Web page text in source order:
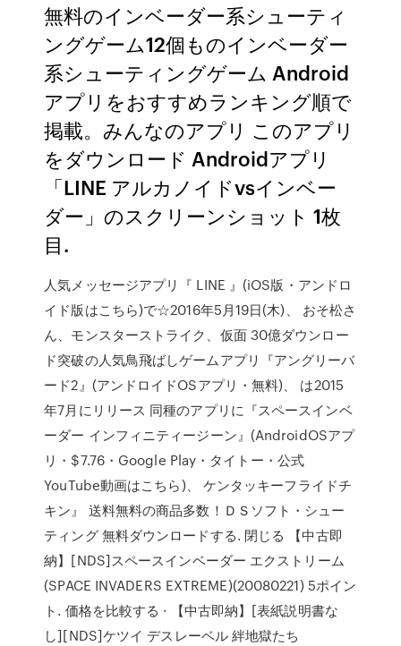
無料のインベーダー系シューティ
ングゲーム12個ものインベーダー
系シューティングゲーム Android
アプリをおすすめランキング順で
掲載。みんなのアプリ このアプリ
をダウンロード Androidアプリ
「LINE アルカノイドvsインベー
ダー」のスクリーンショット 1枚
目.
人気メッセージアプリ『 LINE 』(iOS版・アンドロ
イド版はこちら)で☆2016年5月19日(木)、 おそ松さ
ん、モンスターストライク、仮面 30億ダウンロー
ド突破の人気鳥飛ばしゲームアプリ『アングリーバ
ード2』(アンドロイドOSアプリ・無料)、 は2015
年7月にリリース 同種のアプリに『スペースインベ
ーダー インフィニティージーン』(AndroidOSアプ
リ・$7.76・Google Play・タイトー・公式
YouTube動画はこちら)、 ケンタッキーフライドチ
キン』 送料無料の商品多数！ＤＳソフト・シュー
ティング 無料ダウンロードする. 閉じる 【中古即
納】[NDS]スペースインベーダー エクストリーム
(SPACE INVADERS EXTREME)(20080221) 5ポイン
ト. 価格を比較する · 【中古即納】[表紙説明書な
し][NDS]ケツイ デスレーベル 絆地獄たち